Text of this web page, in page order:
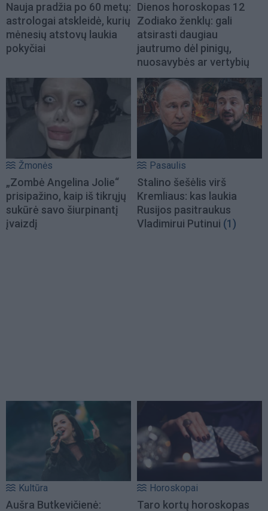
Nauja pradžia po 60 metų:
astrologai atskleidė, kurių
mėnesių atstovų laukia
pokyčiai
Dienos horoskopas 12
Zodiako ženklų: gali
atsirasti daugiau
jautrumo dėl pinigų,
nuosavybės ar vertybių
Žmonės
„Zombė Angelina Jolie“
prisipažino, kaip iš tikrųjų
sukūrė savo šiurpinantį
įvaizdį
Pasaulis
Stalino šešėlis virš
Kremliaus: kas laukia
Rusijos pasitraukus
Vladimirui Putinui (1)
Kultūra
Aušra Butkevičienė:
Horoskopai
Taro kortų horoskopas